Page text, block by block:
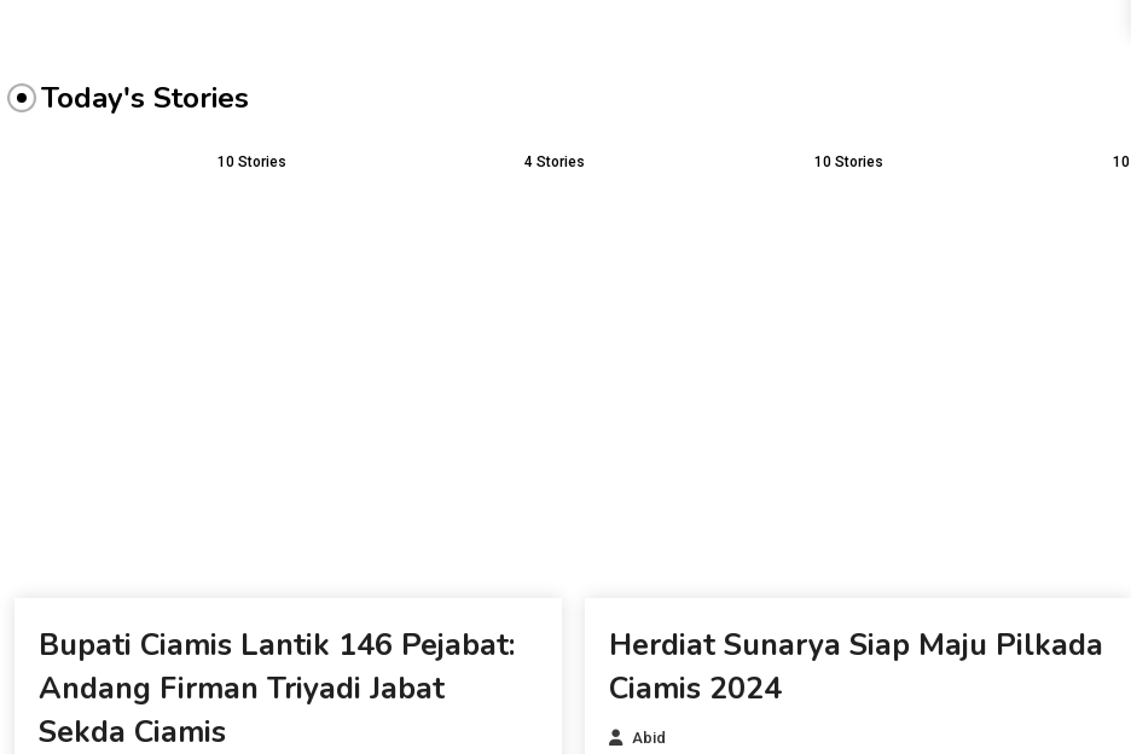
Today's Stories
10 Stories 4 Stories 10 Stories 10
Bupati Ciamis Lantik 146 Pejabat:
Andang Firman Triyadi Jabat
Sekda Ciamis
Herdiat Sunarya Siap Maju Pilkada
Ciamis 2024
Abid